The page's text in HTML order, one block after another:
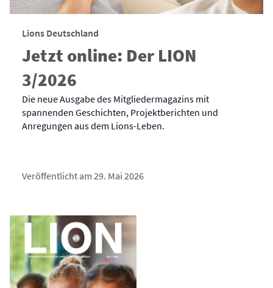
Lions Deutschland
Jetzt online: Der LION
3/2026
Die neue Ausgabe des Mitgliedermagazins mit
spannenden Geschichten, Projektberichten und
Anregungen aus dem Lions-Leben.
Veröffentlicht am 29. Mai 2026